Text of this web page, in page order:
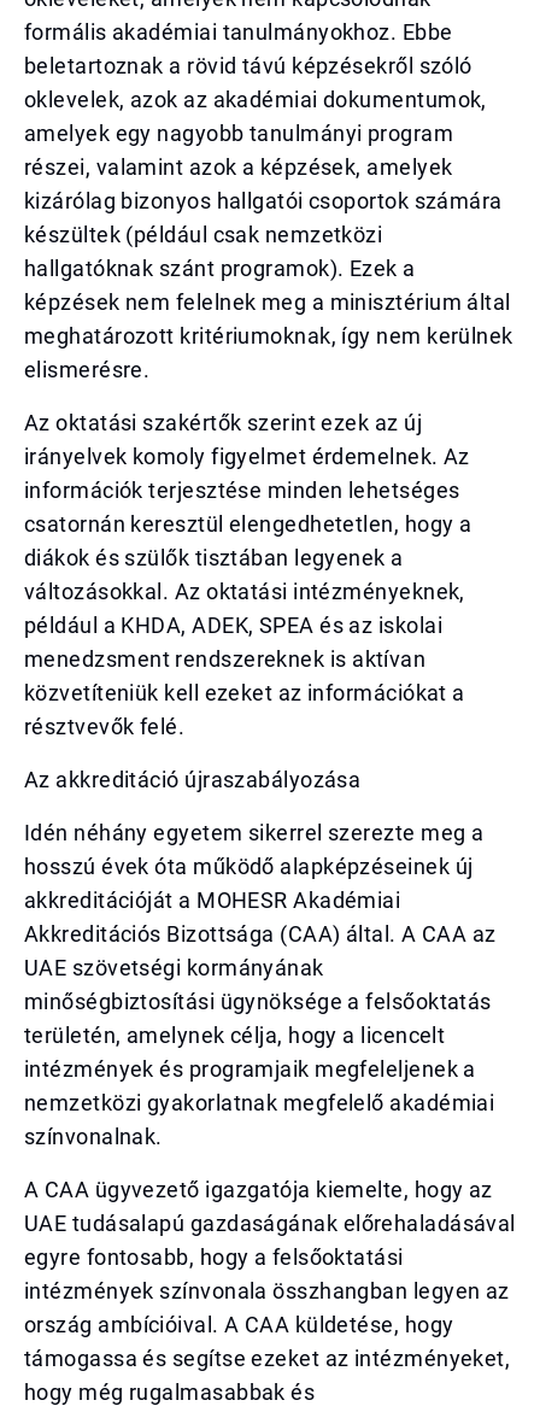
formális akadémiai tanulmányokhoz. Ebbe
beletartoznak a rövid távú képzésekről szóló
oklevelek, azok az akadémiai dokumentumok,
amelyek egy nagyobb tanulmányi program
részei, valamint azok a képzések, amelyek
kizárólag bizonyos hallgatói csoportok számára
készültek (például csak nemzetközi
hallgatóknak szánt programok). Ezek a
képzések nem felelnek meg a minisztérium által
meghatározott kritériumoknak, így nem kerülnek
elismerésre.
Az oktatási szakértők szerint ezek az új
irányelvek komoly figyelmet érdemelnek. Az
információk terjesztése minden lehetséges
csatornán keresztül elengedhetetlen, hogy a
diákok és szülők tisztában legyenek a
változásokkal. Az oktatási intézményeknek,
például a KHDA, ADEK, SPEA és az iskolai
menedzsment rendszereknek is aktívan
közvetíteniük kell ezeket az információkat a
résztvevők felé.
Az akkreditáció újraszabályozása
Idén néhány egyetem sikerrel szerezte meg a
hosszú évek óta működő alapképzéseinek új
akkreditációját a MOHESR Akadémiai
Akkreditációs Bizottsága (CAA) által. A CAA az
UAE szövetségi kormányának
minőségbiztosítási ügynöksége a felsőoktatás
területén, amelynek célja, hogy a licencelt
intézmények és programjaik megfeleljenek a
nemzetközi gyakorlatnak megfelelő akadémiai
színvonalnak.
A CAA ügyvezető igazgatója kiemelte, hogy az
UAE tudásalapú gazdaságának előrehaladásával
egyre fontosabb, hogy a felsőoktatási
intézmények színvonala összhangban legyen az
ország ambícióival. A CAA küldetése, hogy
támogassa és segítse ezeket az intézményeket,
hogy még rugalmasabbak és